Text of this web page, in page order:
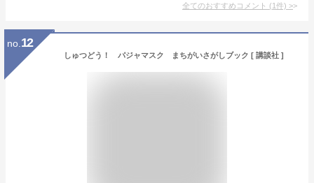
全てのおすすめコメント (1件) >
no. 12
しゅつどう！ パジャマスク まちがいさがしブック [ 講談社 ]